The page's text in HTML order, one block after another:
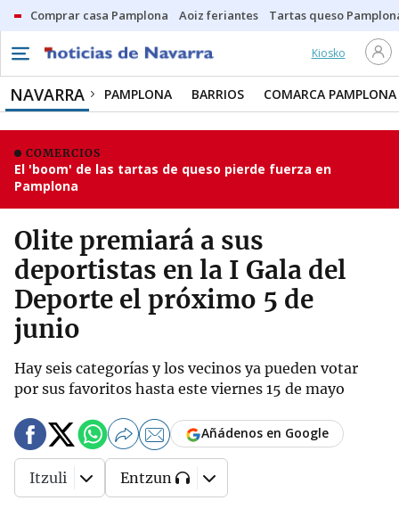
Comprar casa Pamplona Aoiz feriantes Tartas queso
Kiosko
NAVARRA PAMPLONA BARRIOS COMARCA PAMPLONA
COMERCIOS
El 'boom' de las tartas de queso pierde fuerza en
Pamplona
Olite premiará a sus
deportistas en la I Gala del
Deporte el próximo 5 de
junio
Hay seis categorías y los vecinos ya pueden votar
por sus favoritos hasta este viernes 15 de mayo
Añádenos en Google
Itzuli Entzun